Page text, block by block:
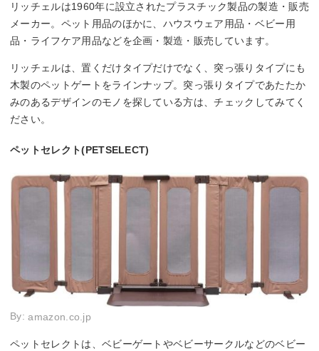
リッチェルは1960年に設立されたプラスチック製品の製造・販売
メーカー。ペット用品のほかに、ハウスウェア用品・ベビー用
品・ライフケア用品などを企画・製造・販売しています。
リッチェルは、置くだけタイプだけでなく、突っ張りタイプにも
木製のペットゲートをラインナップ。突っ張りタイプであたたか
みのあるデザインのモノを探している方は、チェックしてみてく
ださい。
ペットセレクト(PETSELECT)
By:amazon.co.jp
ペットセレクトは、ベビーゲートやベビーサークルなどのベビー